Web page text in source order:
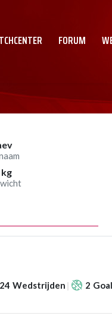
FORUM
kg
24 Wedstrijden 2